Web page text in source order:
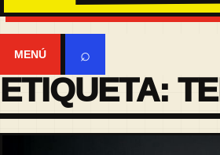
MENÚ ⌕
ETIQUETA: